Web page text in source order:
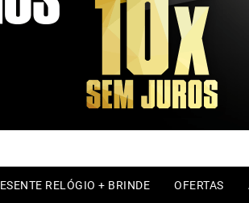
RELÓGIO + BRINDE OFERTAS